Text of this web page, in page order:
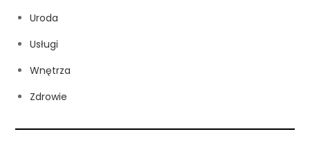
Uroda
Usługi
Wnętrza
Zdrowie